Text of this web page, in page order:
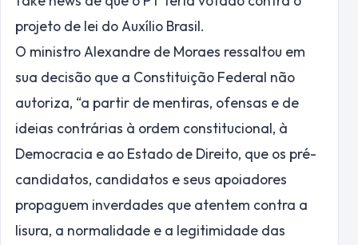
projeto de lei do Auxílio Brasil.
O ministro Alexandre de Moraes ressaltou em
sua decisão que a Constituição Federal não
autoriza, “a partir de mentiras, ofensas e de
ideias contrárias à ordem constitucional, à
Democracia e ao Estado de Direito, que os pré-
candidatos, candidatos e seus apoiadores
propaguem inverdades que atentem contra a
lisura, a normalidade e a legitimidade das